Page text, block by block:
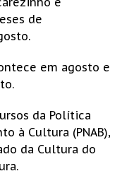
de
em agosto e
da Política
à Cultura (PNAB),
da Cultura do